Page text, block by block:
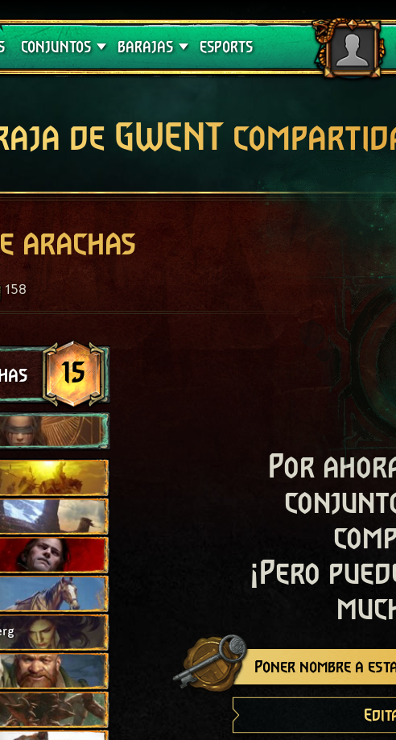
CONJUNTOS
Crimson Curse
BARAJAS
Guías de barajas
ESPORTS
de GWENT
arachas
158
15
Por
¡Pero
Poner nombre a